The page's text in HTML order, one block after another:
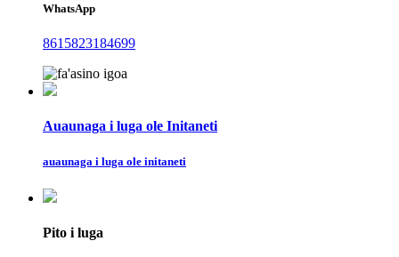
WhatsApp
8615823184699
Auaunaga i luga ole Initaneti
auaunaga i luga ole initaneti
Pito i luga